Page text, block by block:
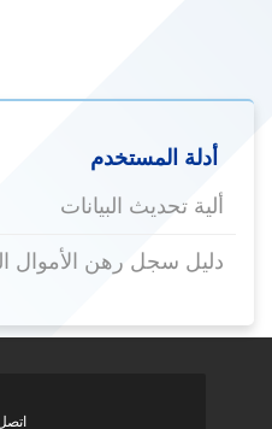
أدلة المستخدم
ألية تحديث البيانات
دليل سجل رهن الأموال